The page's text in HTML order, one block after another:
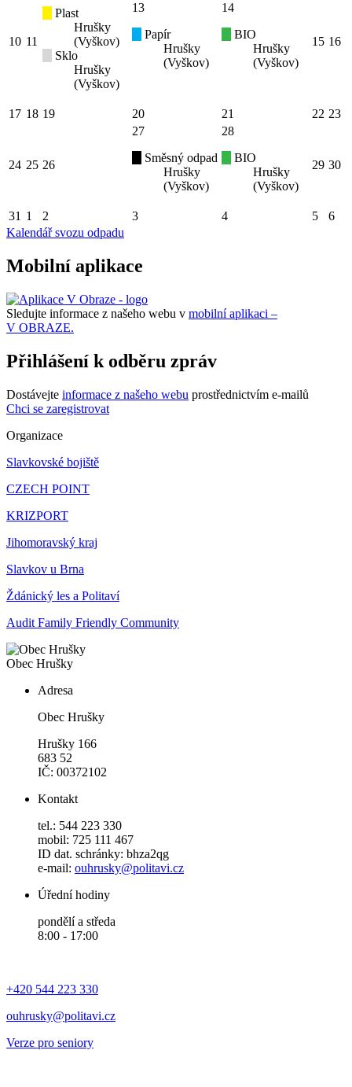
10 11
Plast
Hrušky
(Vyškov)
Sklo
Hrušky
(Vyškov)
13
Papír
Hrušky
(Vyškov)
14
BIO
Hrušky
(Vyškov)
15 16
17 18 19 20 21 22 23
24 25 26
27
Směsný odpad
Hrušky
(Vyškov)
28
BIO
Hrušky
(Vyškov)
29 30
31 1 2 3 4 5
6
Kalendář svozu odpadu
Mobilní aplikace
Sledujte informace z našeho webu v mobilní aplikaci –
V OBRAZE.
Přihlášení k odběru zpráv
Dostávejte informace z našeho webu prostřednictvím e-mailů
Chci se zaregistrovat
Organizace
Slavkovské bojiště
CZECH POINT
KRIZPORT
Jihomoravský kraj
Slavkov u Brna
Ždánický les a Politaví
Audit Family Friendly Community
Obec Hrušky
Adresa
Obec Hrušky
Hrušky 166
683 52
IČ: 00372102
Kontakt
tel.: 544 223 330
mobil: 725 111 467
ID dat. schránky: bhza2qg
e-mail: ouhrusky@politavi.cz
Úřední hodiny
pondělí a středa
8:00 - 17:00
+420 544 223 330
ouhrusky@politavi.cz
Verze pro seniory